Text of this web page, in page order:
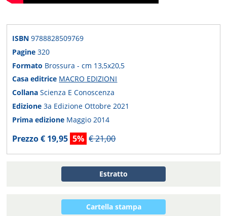
ISBN9788828509769
Pagine320
Formato Brossura - cm 13,5x20,5
Casa editrice MACRO EDIZIONI
CollanaScienza E Conoscenza
Edizione3a Edizione Ottobre 2021
Prima edizione Maggio 2014
Prezzo € 19,95 5% € 21,00
Estratto
Cartella stampa